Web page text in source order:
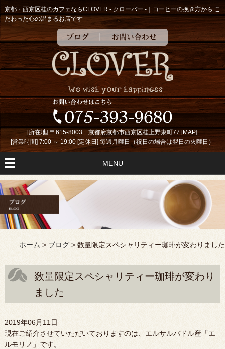
京都・西京区桂のカフェならCLOVER - クローバー -｜コーヒーの挽き方から こ
だわった心の温まるお店です
ブログ お問い合わせ
[所在地] 〒615-8003 京都府京都市西京区桂上野東町77 [MAP]
[営業時間] 7:00 ～ 19:00 [定休日] 毎週月曜日（祝日の場合は翌日の火曜日）
MENU
ホーム > ブログ > 数量限定スペシャリティー珈琲が変わりました
数量限定スペシャリティー珈琲が変わり
ました
2019年06月11日
現在ご紹介させていただいておりますのは、エルサルバドル産「エ
ルモリノ」です。